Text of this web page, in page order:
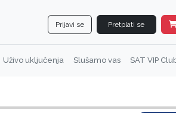
Prijavi se Pretplati se
Uživo uključenja Slušamo vas SAT VIP